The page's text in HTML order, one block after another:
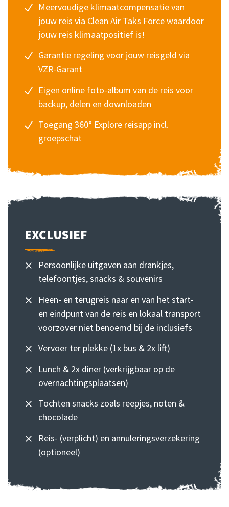
Meervoudige klimaatcompensatie van
jouw reis via Clean Air Taks Forcewaardoor
jouw reis klimaatpositief is!
Garantie regeling voor jouw reisgeld via
VZR-Garant
Eigen online foto-album van de reis voor
backup, delen en downloaden
Toegang 360° Explore reisapp incl.
groepschat
EXCLUSIEF
Persoonlijke uitgaven aan drankjes,
telefoontjes, snacks & souvenirs
Heen- en terugreis naar en van het start-
en eindpunt van de reis en lokaal transport
voorzover niet benoemd bij de inclusiefs
Vervoer ter plekke (1x bus & 2x lift)
Lunch & 2x diner (verkrijgbaar op de
overnachtingsplaatsen)
Tochten snacks zoals reepjes, noten &
chocolade
Reis- (verplicht) en annuleringsverzekering
(optioneel)